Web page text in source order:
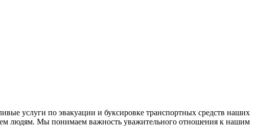
услуги по эвакуации и буксировке транспортных средств наших
людям. Мы понимаем важность уважительного отношения к нашим